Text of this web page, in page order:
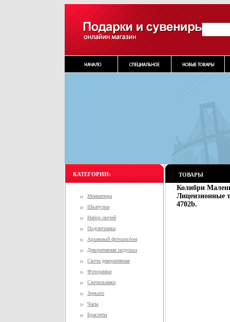
КАТЕГОРИИ:
Миниатюра
Шкатулки
Набор свечей
Подсвечники
Архивный фотоальбом
Декоративная подушка
Свеча декоративная
Фоторамки
Светильники
Зеркало
Часы
Браслеты
ТОВАРЫ
Колибри
Лицензионные
4702b.